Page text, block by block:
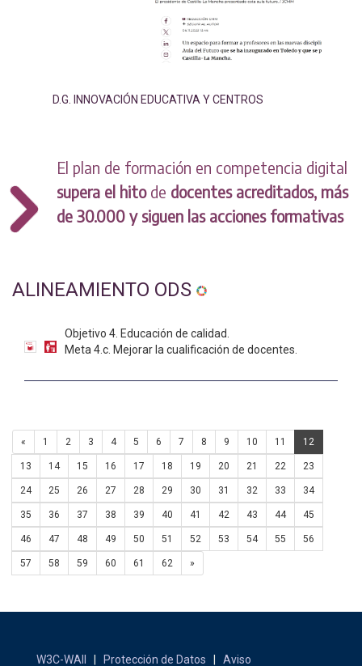
D.G. INNOVACIÓN EDUCATIVA Y CENTROS
El plan de formación en competencia digital
supera el hitode docentes acreditados, más
de 30.000 y siguen las acciones formativas
ALINEAMIENTO ODS
Objetivo 4. Educación de calidad.
Meta 4.c. Mejorar la cualificación de docentes.
« 1 2 3 4 5 6 7 8 9 10 11 12
13 14 15 16 17 18 19 20 21 22 23
24 25 26 27 28 29 30 31 32 33 34
35 36 37 38 39 40 41 42 43 44 45
46 47 48 49 50 51 52 53 54 55 56
57 58 59 60 61 62 »
W3C-WAII Protección de Datos Aviso